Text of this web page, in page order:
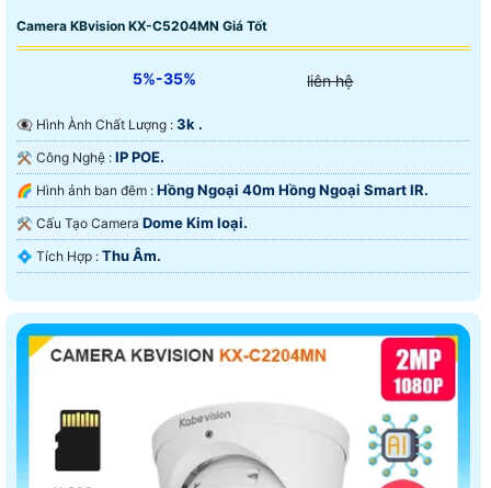
Camera KBvision KX-C5204MN Giá Tốt
5%-35% liên hệ
👁️‍🗨 Hình Ành Chất Lượng : 3k .
⚒ Công Nghệ : IP POE.
🌈 Hình ảnh ban đêm : Hồng Ngoại 40m Hồng Ngoại Smart IR.
⚒ Cấu Tạo Camera Dome Kim loại.
️💠 Tích Hợp : Thu Âm.